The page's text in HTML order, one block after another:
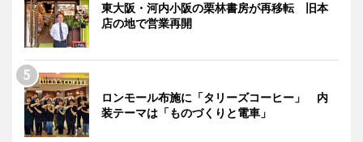
東大阪・河内小阪の栗林書房が再移転 旧本
店の地で営業再開
ロンモール布施に「タリーズコーヒー」 内
装テーマは「ものづくりと電車」